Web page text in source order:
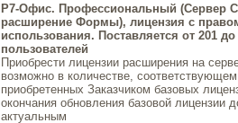
Р7-Офис. Профессиональный (Сервер
расширение Формы), лицензия с
использования. Поставляется от 201 до
пользователей
Приобрести лицензии расширения на
возможно в количестве,
приобретенных Заказчиком базовых
окончания обновления базовой лицензии
актуальным